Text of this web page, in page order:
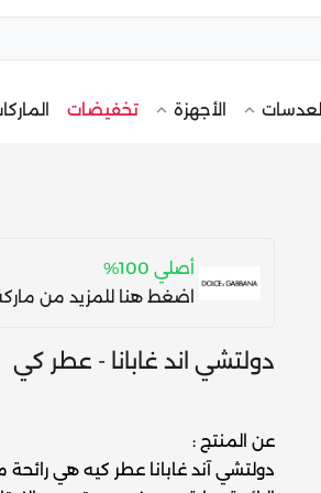
العدسات الأجهزة تخفيضات
أصلي 100%
اضغط هنا للمزيد من
دولتشي اند غابانا - عطر كي
عن المنتج :
دولتشي آند غابانا عطر كيه هي